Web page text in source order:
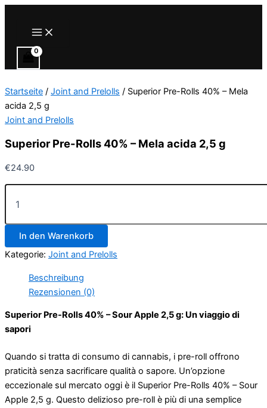
Main
Menu
Startseite / Joint and Prelolls / Superior Pre-Rolls 40% – Mela
acida 2,5 g
Joint and Prelolls
Superior Pre-Rolls 40% – Mela acida 2,5 g
€24.90
Superior
Pre-
40%
Mela
acida
Menge
In den Warenkorb
Kategorie: Joint and Prelolls
Beschreibung
Rezensionen (0)
Superior Pre-Rolls 40% – Sour Apple 2,5 g: Un viaggio di
sapori
Quando si tratta di consumo di cannabis, i pre-roll offrono
praticità senza sacrificare qualità o sapore. Un’opzione
eccezionale sul mercato oggi è il Superior Pre-Rolls 40% – Sour
Apple 2,5 g. Questo delizioso pre-roll è più di una semplice